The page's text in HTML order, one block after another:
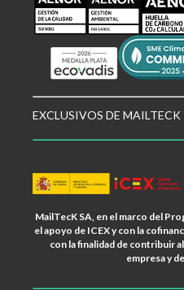
EXCLUSIVOS DE MAILTECK
MailTecK SA, en el marco del
el apoyo de ICEX y con la
con la finalidad de contribuir
empresa y